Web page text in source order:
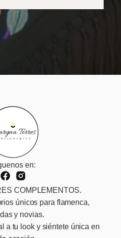
en:
COMPLEMENTOS.
únicos para flamenca,
y novias.
a tu look y siéntete única en